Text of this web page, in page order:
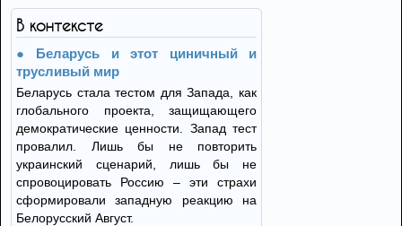
В контексте
Беларусь и этот циничный и
трусливый мир
Беларусь стала тестом для Запада, как
глобального проекта, защищающего
демократические ценности. Запад тест
провалил. Лишь бы не повторить
украинский сценарий, лишь бы не
спровоцировать Россию – эти страхи
сформировали западную реакцию на
Белорусский Август.